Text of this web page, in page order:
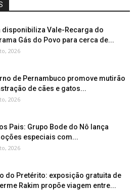
disponibiliza Vale-Recarga do
Gás do Povo para cerca de...
2026
de Pernambuco promove mutirão
de cães e gatos...
2026
Pais: Grupo Bode do Nô lança
especiais com...
2026
do Pretérito: exposição gratuita de
Rakim propõe viagem entre...